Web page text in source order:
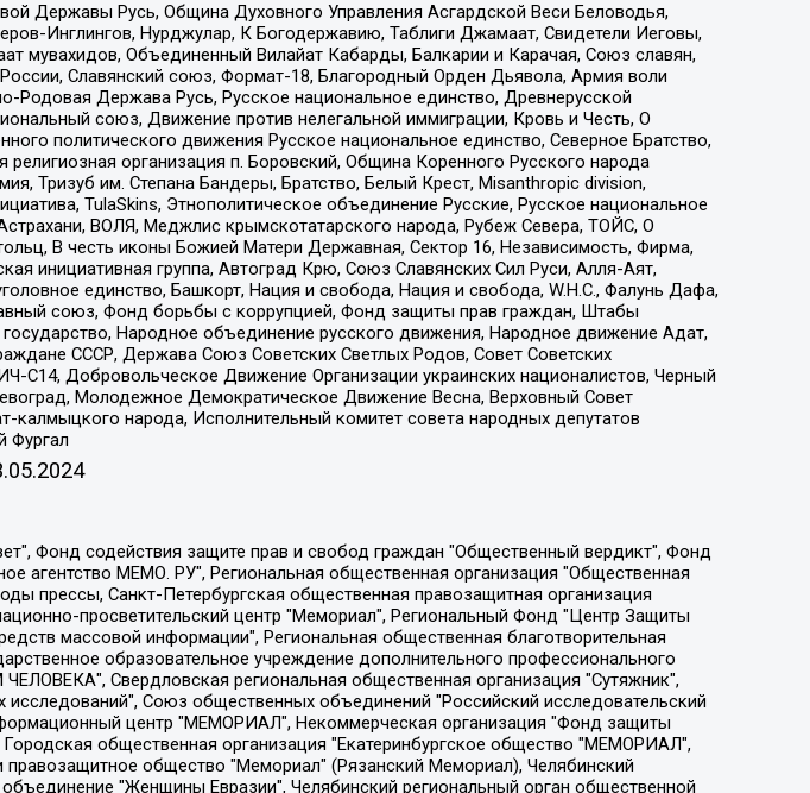
Державы Русь, Община Духовного Управления Асгардской Веси Беловодья,
Инглингов, Нурджулар, К Богодержавию, Таблиги Джамаат, Свидетели Иеговы,
мувахидов, Объединенный Вилайат Кабарды, Балкарии и Карачая, Союз славян,
Славянский союз, Формат-18, Благородный Орден Дьявола, Армия воли
Родовая Держава Русь, Русское национальное единство, Древнерусской
союз, Движение против нелегальной иммиграции, Кровь и Честь, О
политического движения Русское национальное единство, Северное Братство,
организация п. Боровский, Община Коренного Русского народа
Тризуб им. Степана Бандеры, Братство, Белый Крест, Misanthropic division,
TulaSkins, Этнополитическое объединение Русские, Русское национальное
ВОЛЯ, Меджлис крымскотатарского народа, Рубеж Севера, ТОЙС, О
В честь иконы Божией Матери Державная, Сектор 16, Независимость, Фирма,
инициативная группа, Автоград Крю, Союз Славянских Сил Руси, Алля-Аят,
единство, Башкорт, Нация и свобода, Нация и свобода, W.H.С., Фалунь Дафа,
союз, Фонд борьбы с коррупцией, Фонд защиты прав граждан, Штабы
Народное объединение русского движения, Народное движение Адат,
СССР, Держава Союз Советских Светлых Родов, Совет Советских
С14, Добровольческое Движение Организации украинских националистов, Черный
Молодежное Демократическое Движение Весна, Верховный Совет
калмыцкого народа, Исполнительный комитет совета народных депутатов
Фургал
Жилинский Владимир Александрович, Общество с ограниченной ответственностью "ЗП", Иванова София Юрьевна, Карезина Инна Павловна, Кильтау Екатерина Викторовна, Петров Алексей Викторович, Пискунов Сергей Евгеньевич, Смирнов Сергей Сергеевич, Тихонов Михаил Сергеевич, Общество с ограниченной ответственностью "ЖУРНАЛИСТ-ИНОСТРАННЫЙ АГЕНТ", Арапова Галина Юрьевна, Вольтская Татьяна Анатольевна, Американская компания "Mason G.E.S. Anonymous Foundation" (США), являющаяся владельцем интернет-издания https://mnews.world/, Компания "Stichting Bellingcat", зарегистрированная в Нидерландах (дата регистрации 11.07.2018), Захаров Андрей Вячеславович, Клепиковская Екатерина Дмитриевна, Общество с ограниченной ответственностью "МЕМО", Перл Роман Александрович, Симонов Евгений Алексеевич, Соловьева Елена Анатольевна, Сотников Даниил Владимирович, Сурначева Елизавета Дмитриевна, Автономная некоммерческая организация по защите прав человека и информированию населения "Якутия – Наше Мнение", Общество с ограниченной ответственностью "Москоу диджитал медиа", с 26.01.2023 Общество с ограниченной ответственностью "Чайка Белые сады", Ветошкина Валерия Валерьевна, Заговора Максим Александрович, Межрегиональное общественное движение "Российская ЛГБТ - сеть", Оленичев Максим Владимирович, Павлов Иван Юрьевич, Скворцова Елена Сергеевна, Общество с ограниченной ответственностью "Как бы инагент", Кочетков Игорь Викторович, Общество с ограниченной ответственностью "Честные выборы", Еланчик Олег Александрович, Общество с ограниченной ответственностью "Нобелевский призыв", Гималова Регина Эмилевна, Григорьев Андрей Валерьевич, Григорьева Алина Александровна, Ассоциация по содействию защите прав призывников, альтернативнослужащих и военнослужащих "Правозащитная группа "Гражданин.Армия.Право", Хисамова Регина Фаритовна, Автономная некоммерческая организация по реализации социально-правовых программ "Лилит", Дальневосточное общественное движение "Маяк", Санкт-Петербургская ЛГБТ-инициативная группа "Выход", Инициативная группа ЛГБТ+ "Реверс", Алексеев Андрей Викторович, Бекбулатова Таисия Львовна, Беляев Иван Михайлович, Владыкина Елена Сергеевна, Гельман Марат Александрович, Никульшина Вероника Юрьевна, Толоконникова Надежда Андреевна, Шендерович Виктор Анатольевич, Общество с ограниченной ответственностью "Данное сообщение", Общество с ограниченной ответственностью Издательский дом "Новая глава", Айнбиндер Александра Александровна, Московский комьюнити-центр для ЛГБТ+инициатив, Благотворительный фонд развития филантропии, Deutsche Welle (Германия, Kurt-Schumacher-Strasse 3, 53113 Bonn), Борзунова Мария Михайловна, Воробьев Виктор Викторович, Голубева Анна Львовна, Константинова Алла Михайловна, Малкова Ирина Владимировна, Мурадов Мурад Абдулгалимович, Осетинская Елизавета Николаевна, Понасенков Евгений Николаевич, Ганапольский Матвей Юрьевич, Киселев Евгений Алексеевич, Борухович Ирина Григорьевна, Дремин Иван Тимофеевич, Дубровский Дмитрий Викторович, Красноярская региональная общественная организация поддержки и развития альтернативных образовательных технологий и межкультурных коммуникаций "ИНТЕРРА", Маяковская Екатерина Алексеевна, Фейгин Марк Захарович, Филимонов Андрей Викторович, Дзугкоева Регина Николаевна, Доброхотов Роман Александрович, Дудь Юрий Александрович, Елкин Сергей Владимирович, Кругликов Кирилл Игоревич, Сабунаева Мария Леонидовна, Семенов Алексей Владимирович, Шаинян Карен Багратович, Шульман Екатерина Михайловна, Асафьев Артур Валерьевич, Вахштайн Виктор Семенович, Венедиктов Алексей Алексеевич, Лушникова Екатерина Евгеньевна, Волков Леонид Михайлович, Невзоров Александр Глебович, Пархоменко Сергей Борисович, Сироткин Ярослав Николаевич, Кара-Мурза Владимир Владимирович, Баранова Наталья Владимировна, Гозман Леонид Яковлевич, Кагарлицкий Борис Юльевич, Климарев Михаил Валерьевич, Милов Владимир Станиславович, Автономная некоммерческая организация Краснодарский центр современного искусства "Типография", Моргенштерн Алишер Тагирович, Соболь Любовь Эдуардовна, Общество с ограниченной ответственностью "ЛИЗА НОРМ", Каспаров Гарри Кимович, Ходорковский Михаил Борисович, Общество с ограниченной ответственностью "Апрельские тезисы", Данилович Ирина Брониславовна, Кашин Олег Владимирович, Петров Николай Владимирович, Пивоваров Алексей Владимирович, Соколов Михаил Владимирович, Цветкова Юлия Владимировна, Чичваркин Евгений Александрович, Комитет против пыток/Команда против пыток, Общество с ограниченной ответственностью "Первый научный", Общество с ограниченной ответственностью "Вертолет и ко", Белоцерковская Вероника Борисовна, Кац Максим Евгеньевич, Лазарева Татьяна Юрьевна, Шаведдинов Руслан Табризович, Яшин Илья Валерьевич, Общество с ограниченной ответственностью "Иноагент ААВ", Алешковский Дмитрий Петрович, Альбац Евгения Марковна, Быков Дмитрий Львович, Галямина Юлия Евгеньевна, Лойко Сергей Леонидович, Мартынов Кирилл Константинович, Медведев Сергей Александрович, Крашенинников Федор Геннадиевич, Гордеева Катерина Вл